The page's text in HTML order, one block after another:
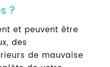
?
et peuvent être
des
de mauvaise